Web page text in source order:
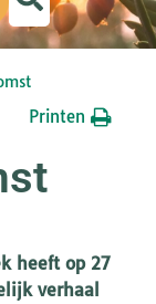
Printen
heeft op 27
verhaal